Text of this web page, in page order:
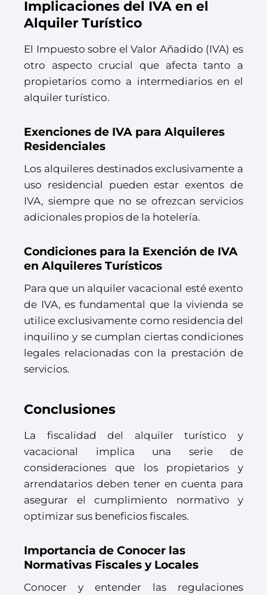
Implicaciones del IVA en el
Alquiler Turístico
El Impuesto sobre el Valor Añadido (IVA) es
otro aspecto crucial que afecta tanto a
propietarios como a intermediarios en el
alquiler turístico.
Exenciones de IVA para Alquileres
Residenciales
Los alquileres destinados exclusivamente a
uso residencial pueden estar exentos de
IVA, siempre que no se ofrezcan servicios
adicionales propios de la hotelería.
Condiciones para la Exención de IVA
en Alquileres Turísticos
Para que un alquiler vacacional esté exento
de IVA, es fundamental que la vivienda se
utilice exclusivamente como residencia del
inquilino y se cumplan ciertas condiciones
legales relacionadas con la prestación de
servicios.
Conclusiones
La fiscalidad del alquiler turístico y
vacacional implica una serie de
consideraciones que los propietarios y
arrendatarios deben tener en cuenta para
asegurar el cumplimiento normativo y
optimizar sus beneficios fiscales.
Importancia de Conocer las
Normativas Fiscales y Locales
Conocer y entender las regulaciones